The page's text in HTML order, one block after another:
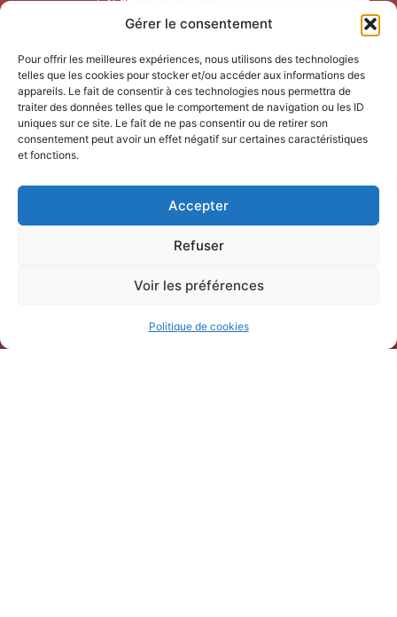
Gérer le consentement
Pour offrir les meilleures expériences, nous utilisons des technologies
telles que les cookies pour stocker et/ou accéder aux informations des
appareils. Le fait de consentir à ces technologies nous permettra de
traiter des données telles que le comportement de navigation ou les ID
uniques sur ce site. Le fait de ne pas consentir ou de retirer son
consentement peut avoir un effet négatif sur certaines caractéristiques
et fonctions.
Accepter
Refuser
Voir les préférences
Politique de cookies
NOUS CONTACTER
Office de Tourisme Terre de
Camargue
30220 Saint-Laurent-d’Aigouze
04 66 77 22 31